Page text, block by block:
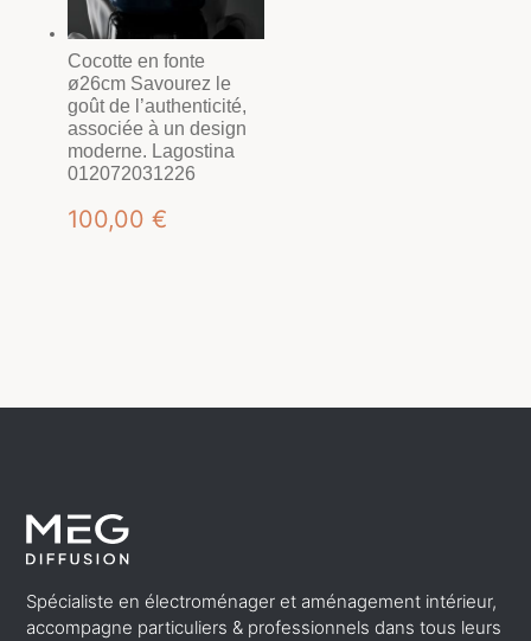
Cocotte en fonte
ø26cm Savourez le
goût de l’authenticité,
associée à un design
moderne. Lagostina
012072031226
100,00 €
Spécialiste en électroménager et aménagement intérieur,
accompagne particuliers & professionnels dans tous leurs